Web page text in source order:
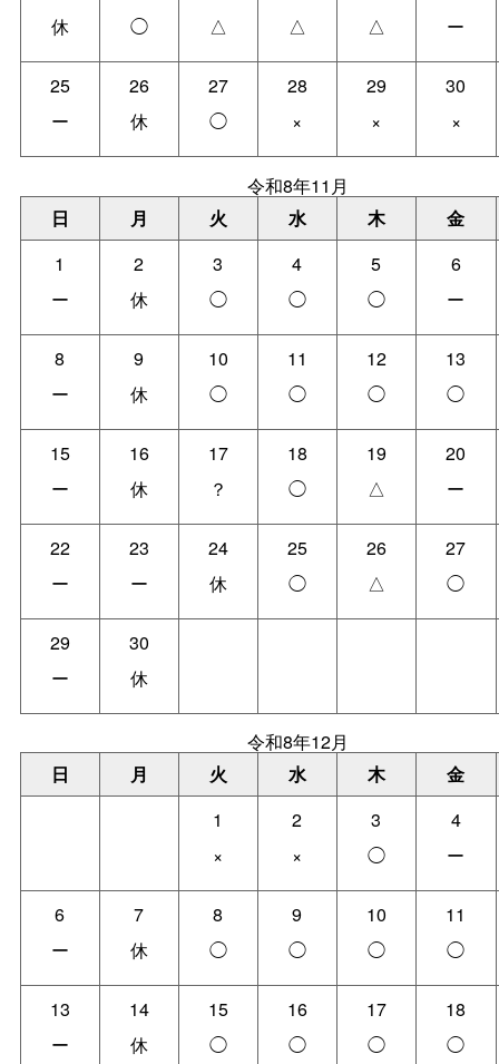
休
◯
△
△
△
ー
25
ー
26
休
27
◯
28
×
29
×
30
×
令和8年11月
日
月 火 水 木
金
1
ー
2
休
3
◯
4
◯
5
◯
6
ー
8
ー
9
休
10
◯
11
◯
12
◯
13
◯
15
ー
16
休
17
？
18
◯
19
△
20
ー
22
ー
23
ー
24
休
25
◯
26
△
27
◯
29
ー
30
休
令和8年12月
日
月 火 水 木
金
1
×
2
×
3
◯
4
ー
6
ー
7
休
8
◯
9
◯
10
◯
11
◯
13
ー
14
休
15
◯
16
◯
17
◯
18
◯